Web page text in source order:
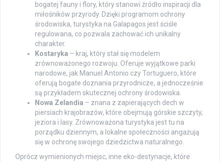
bogatej fauny i flory, który stanowi źródło inspiracji dla
miłośników przyrody. Dzięki programom ochrony
środowiska, turystyka na Galapagos jest ściśle
regulowana, co pozwala zachować ich unikalny
charakter.
Kostaryka – kraj, który stał się modelem
zrównoważonego rozwoju. Oferuje wyjątkowe parki
narodowe, jak Manuel Antonio czy Tortuguero, które
oferują bogate doznania przyrodnicze, a jednocześnie
są przykładem skutecznej ochrony środowiska.
Nowa Zelandia – znana z zapierających dech w
piersiach krajobrazów, które obejmują górskie szczyty,
jeziora i lasy. Zrównoważona turystyka jest tu na
porządku dziennym, a lokalne społeczności angażują
się w ochronę swojego dziedzictwa naturalnego.
Oprócz wymienionych miejsc, inne eko-destynacje, które